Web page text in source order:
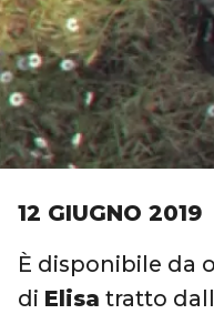
12 GIUGNO 2019
È disponibile da
di Elisa tratto